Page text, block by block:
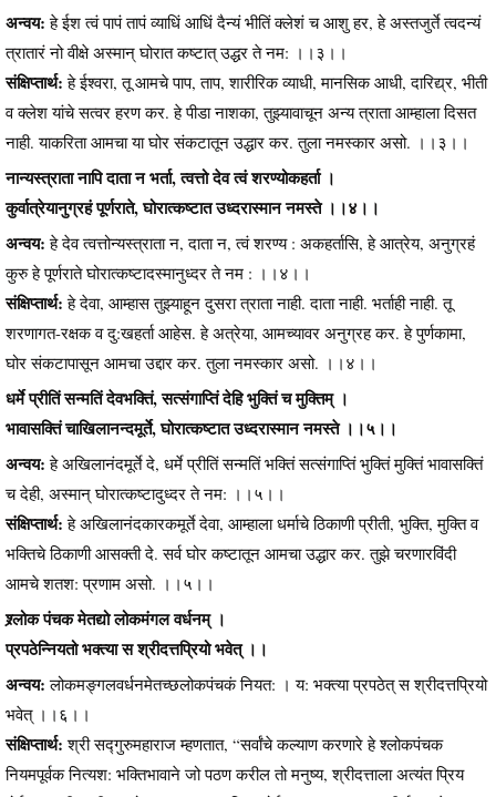
अन्वय:हे ईश त्वं पापं तापं व्याधिं आधिं दैन्यं भीतिं क्लेशं च आशु हर, हे अस्तजुर्ते त्वदन्यं
त्रातारं नो वीक्षे अस्मान् घोरात कष्टात् उद्धर ते नम: ।।३।।
संक्षिप्तार्थ:हे ईश्वरा, तू आमचे पाप, ताप, शारीरिक व्याधी, मानसिक आधी, दारिद्य्र, भीती
व क्लेश यांचे सत्वर हरण कर. हे पीडा नाशका, तुझ्यावाचून अन्य त्राता आम्हाला दिसत
नाही. याकरिता आमचा या घोर संकटातून उद्धार कर. तुला नमस्कार असो. ।।३।।
नान्यस्त्राता नापि दाता न भर्ता, त्वत्तो देव त्वं शरण्योकहर्ता ।
कुर्वात्रेयानुग्रहं पूर्णराते, घोरात्कष्टात उध्दरास्मान नमस्ते ।।४।।
अन्वय:हे देव त्वत्तोन्यस्त्राता न, दाता न, त्वं शरण्य : अकहर्तासि, हे आत्रेय, अनुग्रहं
कुरु हे पूर्णराते घोरात्कष्टादस्मानुध्दर ते नम : ।।४।।
संक्षिप्तार्थ: हे देवा, आम्हास तुझ्याहून दुसरा त्राता नाही. दाता नाही. भर्ताही नाही. तू
शरणागत-रक्षक व दु:खहर्ता आहेस. हे अत्रेया, आमच्यावर अनुग्रह कर. हे पुर्णकामा,
घोर संकटापासून आमचा उद्दार कर. तुला नमस्कार असो. ।।४।।
धर्मे प्रीतिं सन्मतिं देवभक्तिं, सत्संगाप्तिं देहि भुक्तिं च मुक्तिम् ।
भावासक्तिं चाखिलानन्दमूर्ते, घोरात्कष्टात उध्दरास्मान नमस्ते ।।५।।
अन्वय: हे अखिलानंदमूर्ते दे, धर्मे प्रीतिं सन्मतिं भक्तिं सत्संगाप्तिं भुक्तिं मुक्तिं भावासक्तिं
च देही, अस्मान् घोरात्कष्टादुध्दर ते नम: ।।५।।
संक्षिप्तार्थ:हे अखिलानंदकारकमूर्ते देवा, आम्हाला धर्माचे ठिकाणी प्रीती, भुक्ति, मुक्ति व
भक्तिचे ठिकाणी आसक्ती दे. सर्व घोर कष्टातून आमचा उद्धार कर. तुझे चरणारविंदी
आमचे शतश: प्रणाम असो. ।।५।।
श्र्लोक पंचक मेतद्यो लोकमंगल वर्धनम् ।
प्रपठेन्नियतो भक्त्या स श्रीदत्तप्रियो भवेत् ।।
अन्वय: लोकमङ्गलवर्धनमेतच्छलोकपंचकं नियत: । य: भक्त्या प्रपठेत् स श्रीदत्तप्रियो
भवेत् ।।६।।
संक्षिप्तार्थ:श्री सद्गुरुमहाराज म्हणतात, “सर्वांचे कल्याण करणारे हे श्लोकपंचक
नियमपूर्वक नित्यश: भक्तिभावाने जो पठण करील तो मनुष्य, श्रीदत्ताला अत्यंत प्रिय